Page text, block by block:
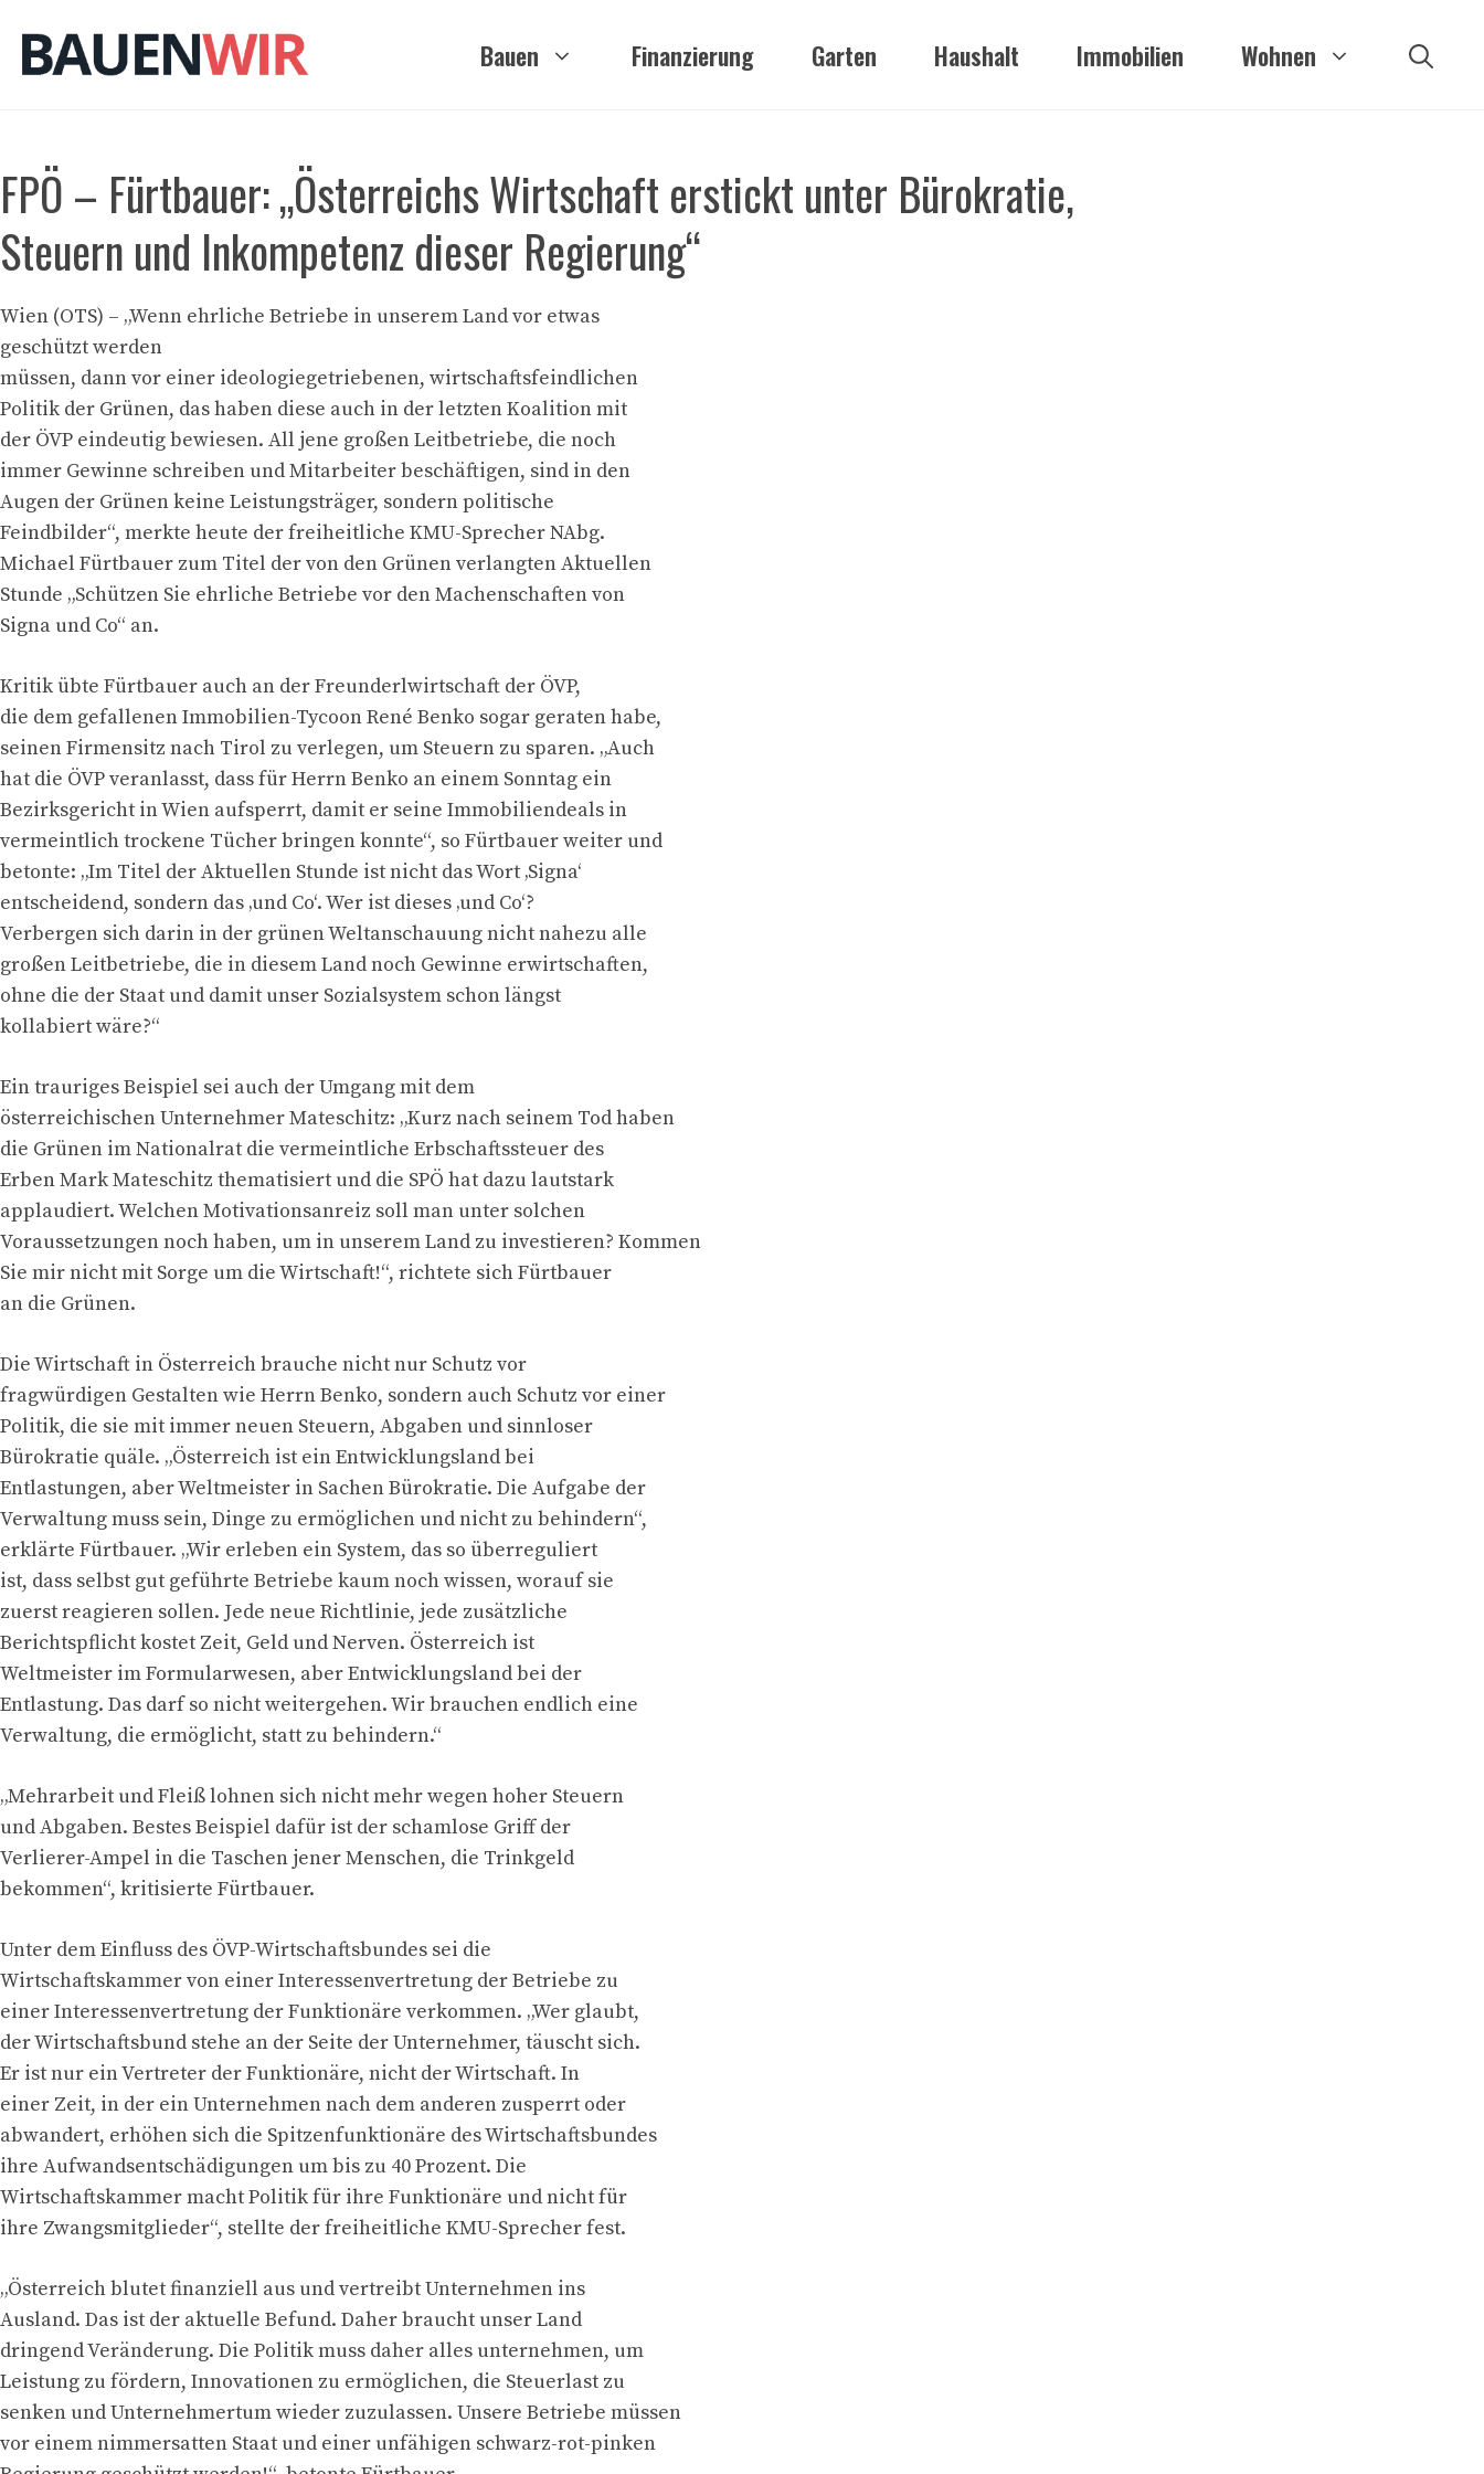
Inhalt
springen
Bauen Finanzierung Garten Haushalt Immobilien Wohnen
FPÖ – Fürtbauer: „Österreichs Wirtschaft erstickt unter Bürokratie,
Steuern und Inkompetenz dieser Regierung“
Wien (OTS) – „Wenn ehrliche Betriebe in unserem Land vor etwas
geschützt werden
müssen, dann vor einer ideologiegetriebenen, wirtschaftsfeindlichen
Politik der Grünen, das haben diese auch in der letzten Koalition mit
der ÖVP eindeutig bewiesen. All jene großen Leitbetriebe, die noch
immer Gewinne schreiben und Mitarbeiter beschäftigen, sind in den
Augen der Grünen keine Leistungsträger, sondern politische
Feindbilder“, merkte heute der freiheitliche KMU-Sprecher NAbg.
Michael Fürtbauer zum Titel der von den Grünen verlangten Aktuellen
Stunde „Schützen Sie ehrliche Betriebe vor den Machenschaften von
Signa und Co“ an.
Kritik übte Fürtbauer auch an der Freunderlwirtschaft der ÖVP,
die dem gefallenen Immobilien-Tycoon René Benko sogar geraten habe,
seinen Firmensitz nach Tirol zu verlegen, um Steuern zu sparen. „Auch
hat die ÖVP veranlasst, dass für Herrn Benko an einem Sonntag ein
Bezirksgericht in Wien aufsperrt, damit er seine Immobiliendeals in
vermeintlich trockene Tücher bringen konnte“, so Fürtbauer weiter und
betonte: „Im Titel der Aktuellen Stunde ist nicht das Wort ‚Signa‘
entscheidend, sondern das ‚und Co‘. Wer ist dieses ‚und Co‘?
Verbergen sich darin in der grünen Weltanschauung nicht nahezu alle
großen Leitbetriebe, die in diesem Land noch Gewinne erwirtschaften,
ohne die der Staat und damit unser Sozialsystem schon längst
kollabiert wäre?“
Ein trauriges Beispiel sei auch der Umgang mit dem
österreichischen Unternehmer Mateschitz: „Kurz nach seinem Tod haben
die Grünen im Nationalrat die vermeintliche Erbschaftssteuer des
Erben Mark Mateschitz thematisiert und die SPÖ hat dazu lautstark
applaudiert. Welchen Motivationsanreiz soll man unter solchen
Voraussetzungen noch haben, um in unserem Land zu investieren? Kommen
Sie mir nicht mit Sorge um die Wirtschaft!“, richtete sich Fürtbauer
an die Grünen.
Die Wirtschaft in Österreich brauche nicht nur Schutz vor
fragwürdigen Gestalten wie Herrn Benko, sondern auch Schutz vor einer
Politik, die sie mit immer neuen Steuern, Abgaben und sinnloser
Bürokratie quäle. „Österreich ist ein Entwicklungsland bei
Entlastungen, aber Weltmeister in Sachen Bürokratie. Die Aufgabe der
Verwaltung muss sein, Dinge zu ermöglichen und nicht zu behindern“,
erklärte Fürtbauer. „Wir erleben ein System, das so überreguliert
ist, dass selbst gut geführte Betriebe kaum noch wissen, worauf sie
zuerst reagieren sollen. Jede neue Richtlinie, jede zusätzliche
Berichtspflicht kostet Zeit, Geld und Nerven. Österreich ist
Weltmeister im Formularwesen, aber Entwicklungsland bei der
Entlastung. Das darf so nicht weitergehen. Wir brauchen endlich eine
Verwaltung, die ermöglicht, statt zu behindern.“
„Mehrarbeit und Fleiß lohnen sich nicht mehr wegen hoher Steuern
und Abgaben. Bestes Beispiel dafür ist der schamlose Griff der
Verlierer-Ampel in die Taschen jener Menschen, die Trinkgeld
bekommen“, kritisierte Fürtbauer.
Unter dem Einfluss des ÖVP-Wirtschaftsbundes sei die
Wirtschaftskammer von einer Interessenvertretung der Betriebe zu
einer Interessenvertretung der Funktionäre verkommen. „Wer glaubt,
der Wirtschaftsbund stehe an der Seite der Unternehmer, täuscht sich.
Er ist nur ein Vertreter der Funktionäre, nicht der Wirtschaft. In
einer Zeit, in der ein Unternehmen nach dem anderen zusperrt oder
abwandert, erhöhen sich die Spitzenfunktionäre des Wirtschaftsbundes
ihre Aufwandsentschädigungen um bis zu 40 Prozent. Die
Wirtschaftskammer macht Politik für ihre Funktionäre und nicht für
ihre Zwangsmitglieder“, stellte der freiheitliche KMU-Sprecher fest.
„Österreich blutet finanziell aus und vertreibt Unternehmen ins
Ausland. Das ist der aktuelle Befund. Daher braucht unser Land
dringend Veränderung. Die Politik muss daher alles unternehmen, um
Leistung zu fördern, Innovationen zu ermöglichen, die Steuerlast zu
senken und Unternehmertum wieder zuzulassen. Unsere Betriebe müssen
vor einem nimmersatten Staat und einer unfähigen schwarz-rot-pinken